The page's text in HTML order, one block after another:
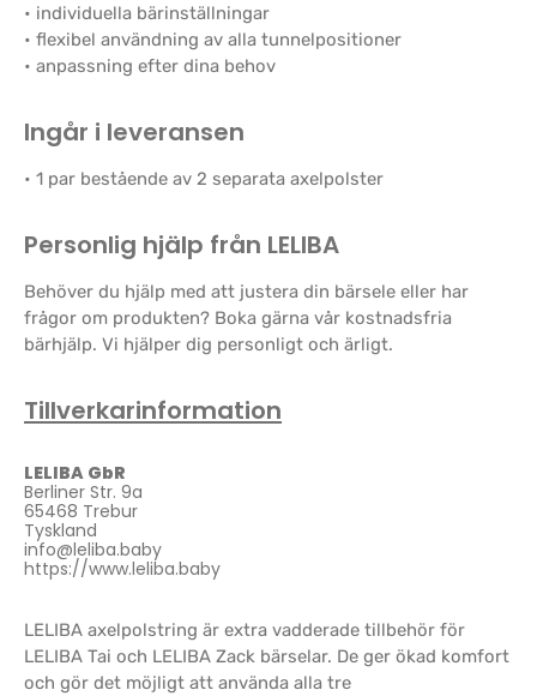
• individuella bärinställningar
• flexibel användning av alla tunnelpositioner
• anpassning efter dina behov
Ingår i leveransen
• 1 par bestående av 2 separata axelpolster
Personlig hjälp från LELIBA
Behöver du hjälp med att justera din bärsele eller har
frågor om produkten? Boka gärna vår kostnadsfria
bärhjälp. Vi hjälper dig personligt och ärligt.
Tillverkarinformation
LELIBA GbR
Berliner Str. 9a
65468 Trebur
Tyskland
info@leliba.baby
https://www.leliba.baby
LELIBA axelpolstring är extra vadderade tillbehör för
LELIBA Tai och LELIBA Zack bärselar. De ger ökad komfort
och gör det möjligt att använda alla tre